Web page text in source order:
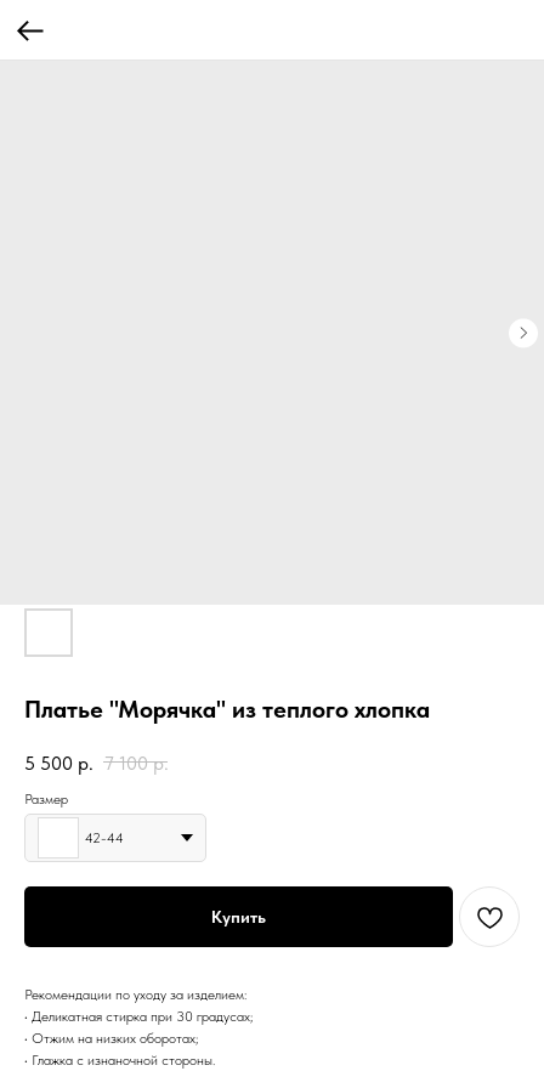
Платье "Морячка" из теплого хлопка
5 500 р. 7 100 р.
Размер
42-44
Купить
Рекомендации по уходу за изделием:
• Деликатная стирка при 30 градусах;
• Отжим на низких оборотах;
• Глажка с изнаночной стороны.